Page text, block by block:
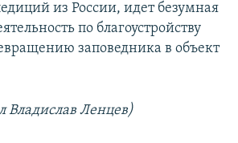
из России, идет безумная
по благоустройству
заповедника в объект
Владислав Ленцев)